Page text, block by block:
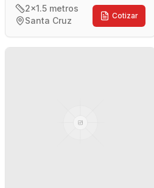
2x1.5 metros
Santa Cruz
Cotizar